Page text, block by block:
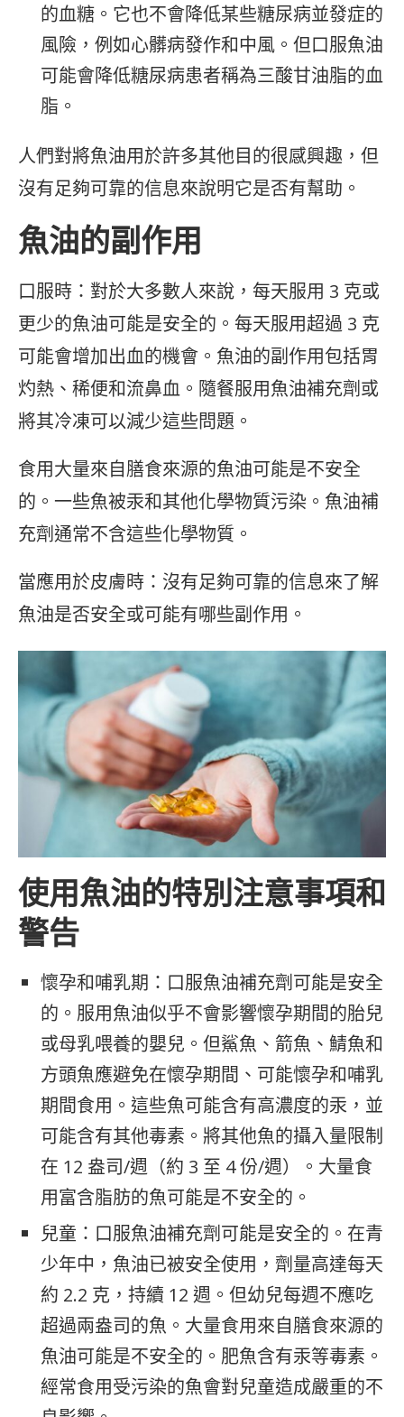
的血糖。它也不會降低某些糖尿病並發症的
風險，例如心髒病發作和中風。但口服魚油
可能會降低糖尿病患者稱為三酸甘油脂的血
脂。
人們對將魚油用於許多其他目的很感興趣，但
沒有足夠可靠的信息來說明它是否有幫助。
魚油的副作用
口服時：對於大多數人來說，每天服用 3 克或
更少的魚油可能是安全的。每天服用超過 3 克
可能會增加出血的機會。魚油的副作用包括胃
灼熱、稀便和流鼻血。隨餐服用魚油補充劑或
將其冷凍可以減少這些問題。
食用大量來自膳食來源的魚油可能是不安全
的。一些魚被汞和其他化學物質污染。魚油補
充劑通常不含這些化學物質。
當應用於皮膚時：沒有足夠可靠的信息來了解
魚油是否安全或可能有哪些副作用。
使用魚油的特別注意事項和
警告
懷孕和哺乳期：口服魚油補充劑可能是安全
的。服用魚油似乎不會影響懷孕期間的胎兒
或母乳喂養的嬰兒。但鯊魚、箭魚、鯖魚和
方頭魚應避免在懷孕期間、可能懷孕和哺乳
期間食用。這些魚可能含有高濃度的汞，並
可能含有其他毒素。將其他魚的攝入量限制
在 12 盎司/週（約 3 至 4 份/週）。大量食
用富含脂肪的魚可能是不安全的。
兒童：口服魚油補充劑可能是安全的。在青
少年中，魚油已被安全使用，劑量高達每天
約 2.2 克，持續 12 週。但幼兒每週不應吃
超過兩盎司的魚。大量食用來自膳食來源的
魚油可能是不安全的。肥魚含有汞等毒素。
經常食用受污染的魚會對兒童造成嚴重的不